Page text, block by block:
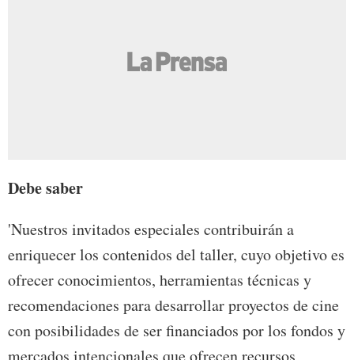
Debe saber
'Nuestros invitados especiales contribuirán a
enriquecer los contenidos del taller, cuyo objetivo es
ofrecer conocimientos, herramientas técnicas y
recomendaciones para desarrollar proyectos de cine
con posibilidades de ser financiados por los fondos y